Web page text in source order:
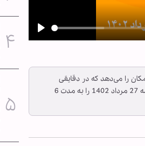
Play
را می‌دهد که در دقایقی
کوتاه، از مهم‌ترین اخبار مرتبط با شیعیان جهان مطلع گردند. در زیر، پادکست اخبار امروز آدینه 27 مرداد 1402 را به مدت 6